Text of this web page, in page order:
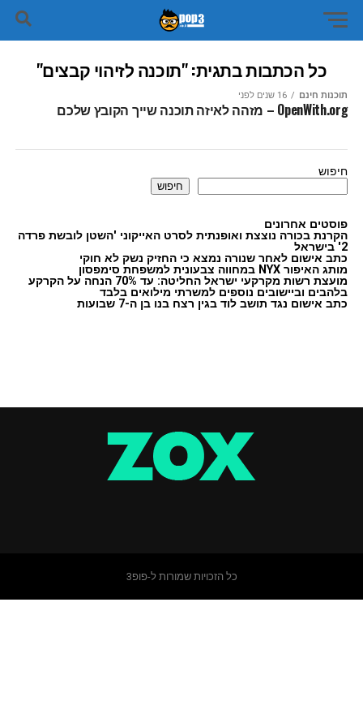
כל הכתבות בתגית: "תוכנה לזיהוי קבצים"
תוכנות חינם 16 שנים לפני
OpenWith.org – מזהה לאיזה תוכנה שייך הקובץ שלכם
חיפוש
חיפוש
פוסטים אחרונים
הקרנת בכורה נוצצת ואופנתית לסרט האייקוני 'השטן לובשת פרדה
2' בישראל
כתב אישום לאחר שנורה נמצא כי החזיק נשק לא חוקי
מותג האיפור NYX במחווה צבעונית למשפחת סימפסון
מועצת רשות מקרקעי ישראל החליטה: עד 70% הנחה על הקרקע
בלהבים וביישובים נוספים למשרתי מילואים בלבד
כתב אישום נגד תושב לוד בגין רצח בנו בן ה-7 שבועות
כל הזכויות שמורות ל-פופ3